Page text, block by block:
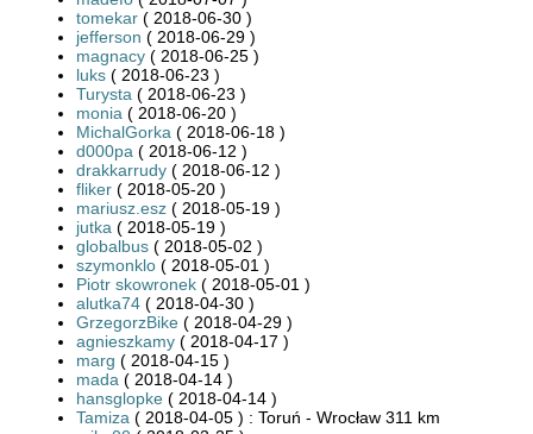
tomekar ( 2018-06-30 )
jefferson ( 2018-06-29 )
magnacy ( 2018-06-25 )
luks ( 2018-06-23 )
Turysta ( 2018-06-23 )
monia ( 2018-06-20 )
MichalGorka ( 2018-06-18 )
d000pa ( 2018-06-12 )
drakkarrudy ( 2018-06-12 )
fliker ( 2018-05-20 )
mariusz.esz ( 2018-05-19 )
jutka ( 2018-05-19 )
globalbus ( 2018-05-02 )
szymonklo ( 2018-05-01 )
Piotr skowronek ( 2018-05-01 )
alutka74 ( 2018-04-30 )
GrzegorzBike ( 2018-04-29 )
agnieszkamy ( 2018-04-17 )
marg ( 2018-04-15 )
mada ( 2018-04-14 )
hansglopke ( 2018-04-14 )
Tamiza ( 2018-04-05 ) : Toruń - Wrocław 311 km